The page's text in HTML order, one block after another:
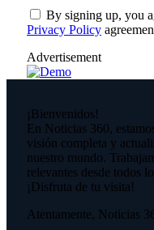
By signing up, you
Privacy Policy
Advertisement
¡Bienvenidos!
En Noticias 360,
visión completa y
nuestro mundo.
relevantes desde todos
¡Disfruta de tu visita!
Atentamente, Noticias